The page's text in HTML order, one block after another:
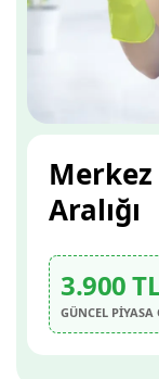
Aralığı
3.900
GÜNCEL